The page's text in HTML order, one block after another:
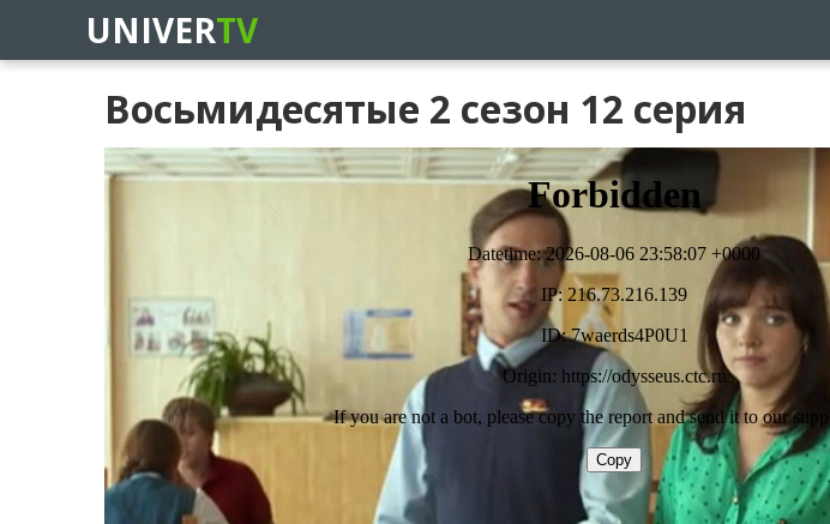
UNIVERTV
Восьмидесятые 2 сезон 12 серия